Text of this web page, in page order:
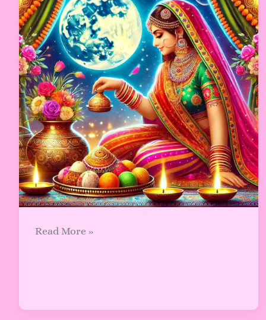
आरती
Read More »